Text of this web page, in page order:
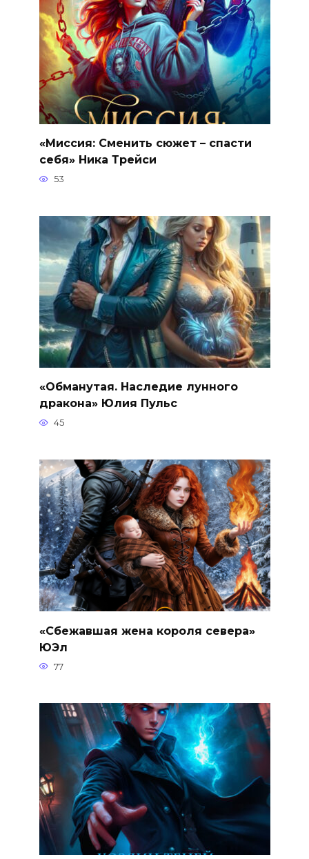
«Миссия: Сменить сюжет – спасти
себя» Ника Трейси
53
«Обманутая. Наследие лунного
дракона» Юлия Пульс
45
«Сбежавшая жена короля севера»
ЮЭл
77